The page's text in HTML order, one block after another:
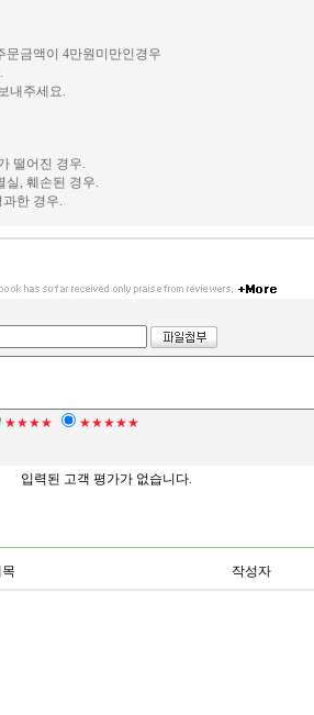
문금액이 4만원미만인경우
내주세요.
떨어진 경우.
실, 훼손된 경우.
한 경우.
★★★★ ★★★★★
입력된 고객 평가가 없습니다.
작성자